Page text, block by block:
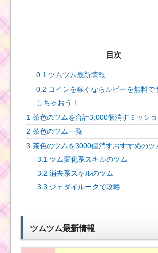
目次
0.1 ツムツム最新情報
0.2 コインを稼ぐならルビーを無料で
しちゃおう！
1 茶色のツムを合計3,000個消すミッシ
2 茶色のツム一覧
3 茶色のツムを3000個消すおすすめのツ
3.1 ツム変化系スキルのツム
3.2 消去系スキルのツム
3.3 ジェダイルークで攻略
ツムツム最新情報